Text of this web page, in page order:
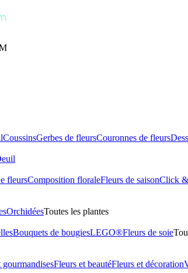
CoussinsGerbes de fleursCouronnes de fleurs
fleursComposition floraleFleurs de saisonClick
OrchidéesToutes les plantes
Bouquets de bougiesLEGO®Fleurs de soie
gourmandisesFleurs et beautéFleurs et décoration